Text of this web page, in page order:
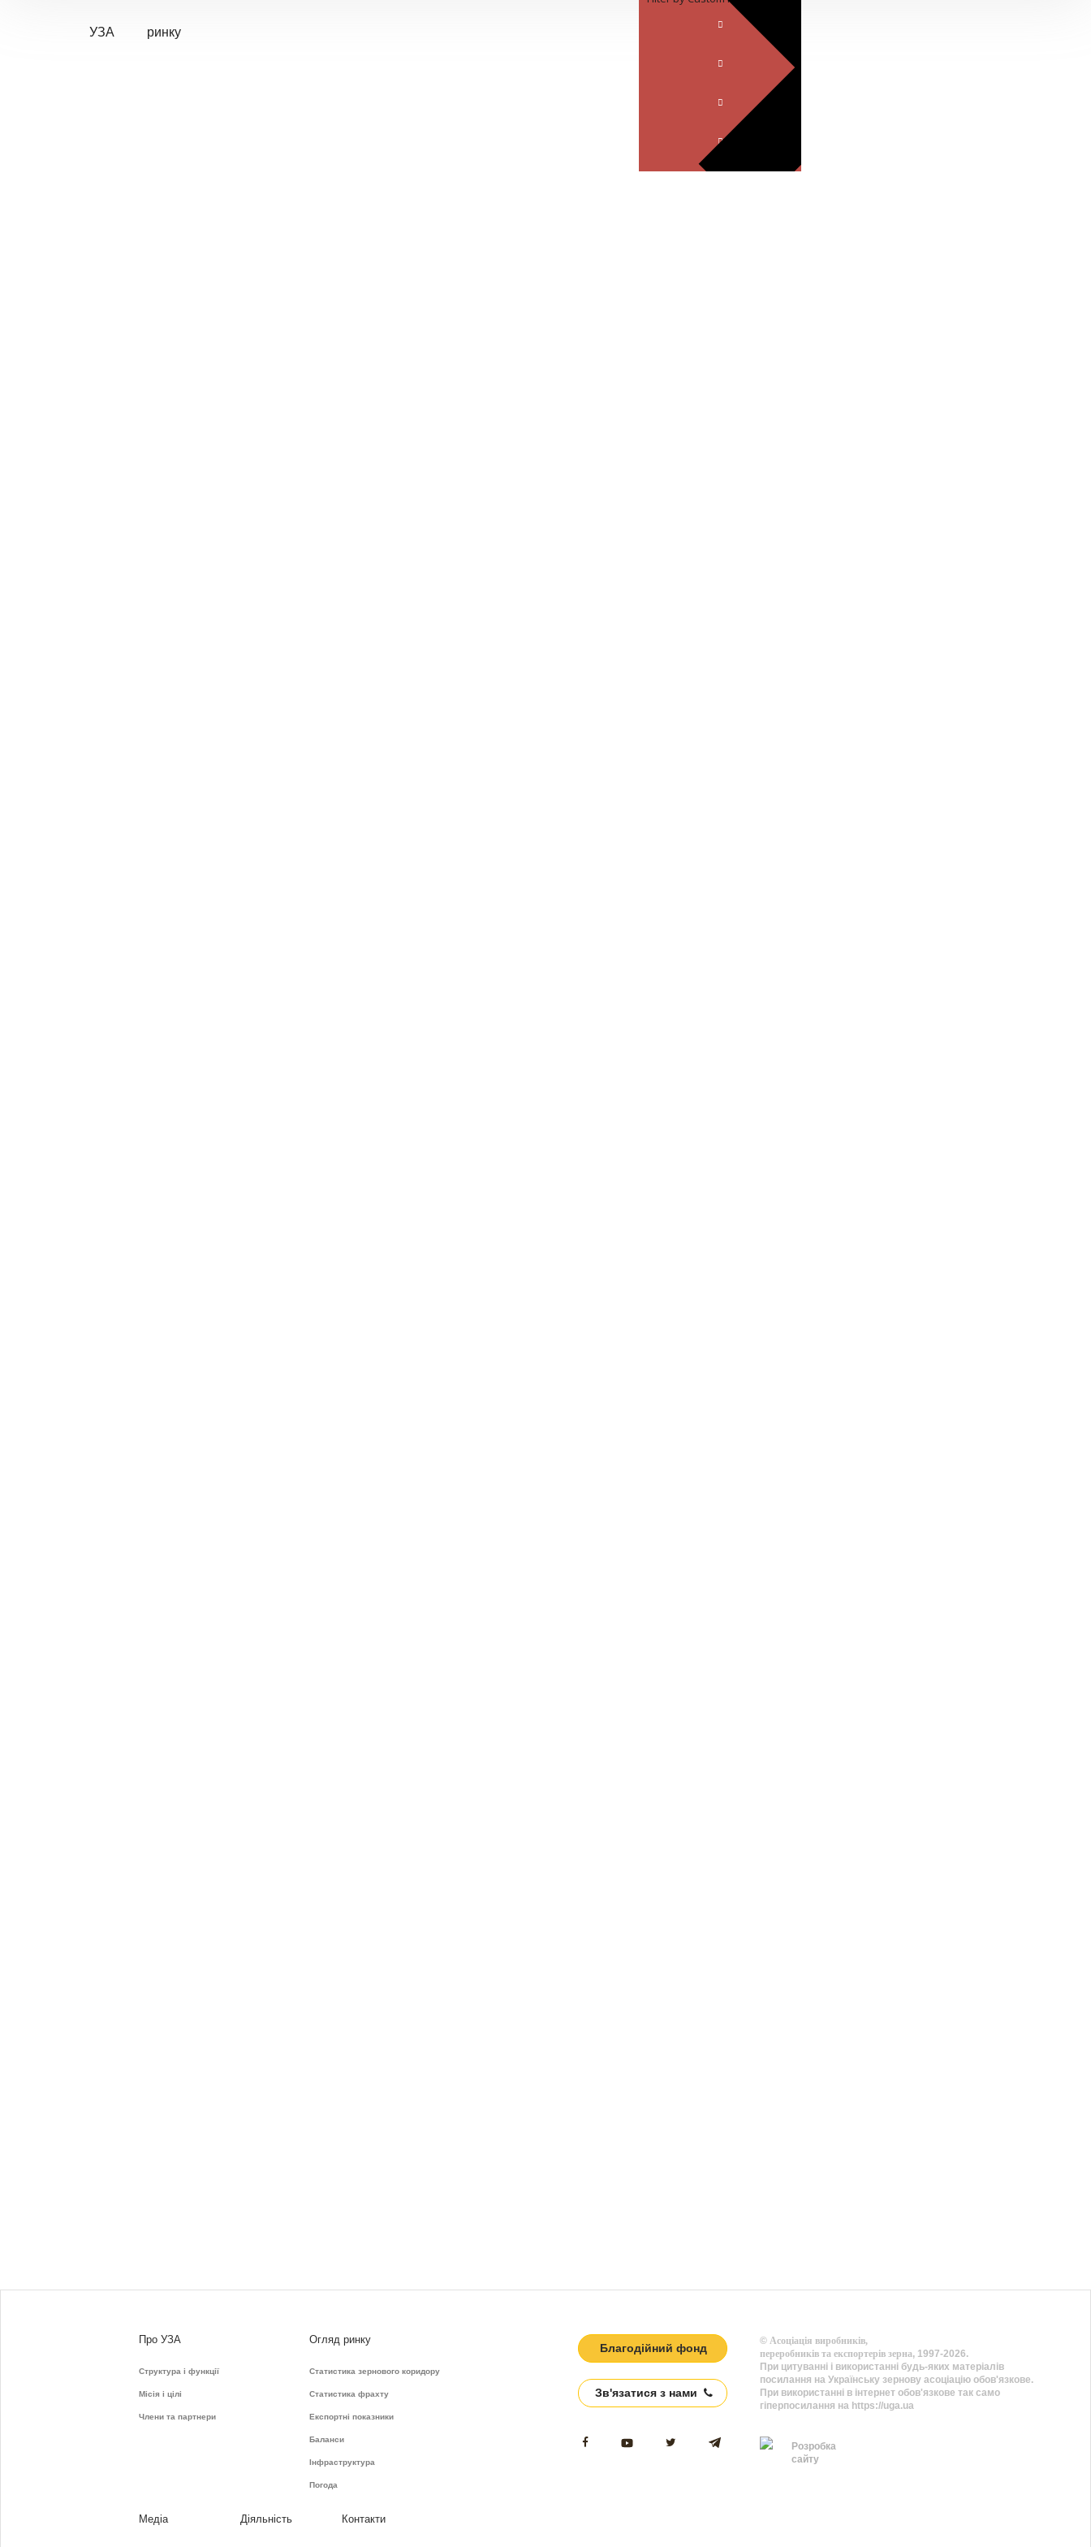
УЗА ринку
Про УЗА
Структура і функції
Місія і цілі
Члени та партнери
Огляд ринку
Статистика зернового коридору
Статистика фрахту
Експортні показники
Баланси
Інфраструктура
Погода
Медіа Діяльність Контакти
Благодійний фонд
Зв'язатися з нами
© Асоціація виробників,
переробників та експортерів зерна, 1997-2026.
При цитуванні і використанні будь-яких матеріалів
посилання на Українську зернову асоціацію обов'язкове.
При використанні в інтернет обов'язкове так само
гіперпосилання на https://uga.ua
Розробка
сайту